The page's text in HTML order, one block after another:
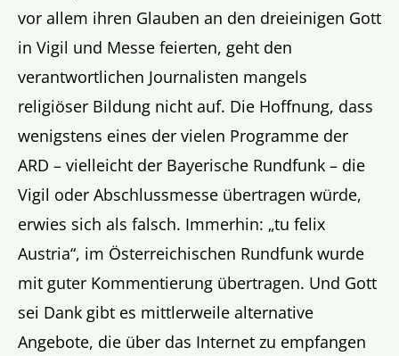
vor allem ihren Glauben an den dreieinigen Gott
in Vigil und Messe feierten, geht den
verantwortlichen Journalisten mangels
religiöser Bildung nicht auf. Die Hoffnung, dass
wenigstens eines der vielen Programme der
ARD – vielleicht der Bayerische Rundfunk – die
Vigil oder Abschlussmesse übertragen würde,
erwies sich als falsch. Immerhin: „tu felix
Austria“, im Österreichischen Rundfunk wurde
mit guter Kommentierung übertragen. Und Gott
sei Dank gibt es mittlerweile alternative
Angebote, die über das Internet zu empfangen